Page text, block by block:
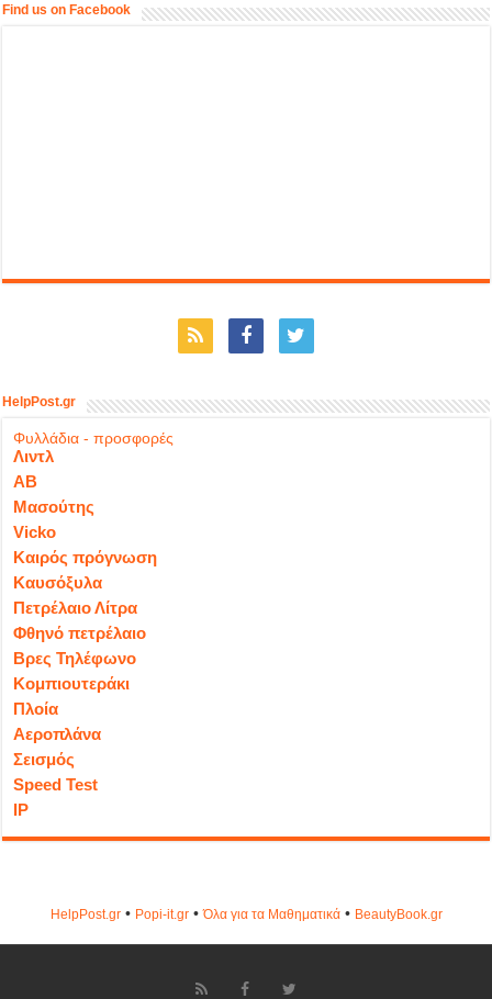
Find us on Facebook
HelpPost.gr
Φυλλάδια - προσφορές
Λιντλ
ΑΒ
Μασούτης
Vicko
Καιρός πρόγνωση
Καυσόξυλα
Πετρέλαιο Λίτρα
Φθηνό πετρέλαιο
Βρες Τηλέφωνο
Κομπιουτεράκι
Πλοία
Αεροπλάνα
Σεισμός
Speed Test
IP
HelpPost.gr• Popi-it.gr•Όλα για τα Μαθηματικά• ΒeautyΒook.gr